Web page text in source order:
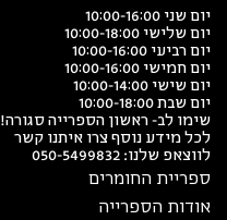
יום שני 10:00-16:00
יום שלישי 10:00-18:00
יום רביעי 10:00-16:00
יום חמישי 10:00-16:00
יום שישי 10:00-14:00
יום שבת 10:00-18:00
שימו לב- ראשון הספרייה סגורה!
לכל מידע נוסף צרו איתנו קשר
לווצאפ שלנו: 050-5499832
ספריית החומרים
אודות הספרייה